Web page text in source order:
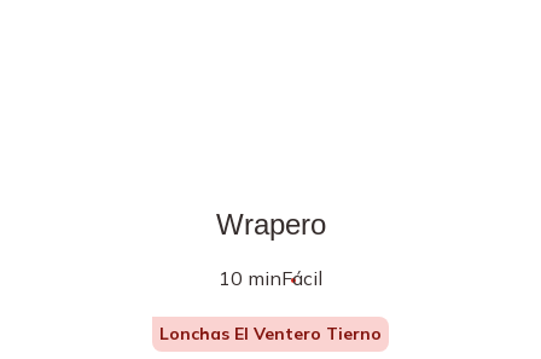
Wrapero
10 minFácil
Lonchas El Ventero Tierno